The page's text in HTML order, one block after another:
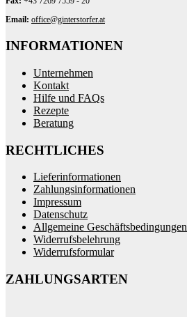
Email: office@ginterstorfer.at
INFORMATIONEN
Unternehmen
Kontakt
Hilfe und FAQs
Rezepte
Beratung
RECHTLICHES
Lieferinformationen
Zahlungsinformationen
Impressum
Datenschutz
Allgemeine Geschäftsbedingungen
Widerrufsbelehrung
Widerrufsformular
ZAHLUNGSARTEN